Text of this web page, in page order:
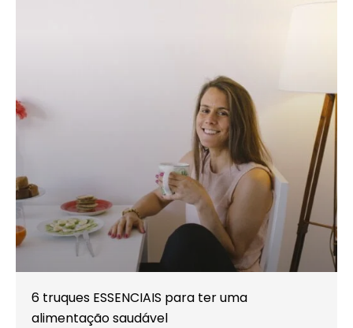
6 truques ESSENCIAIS para ter uma
alimentação saudável